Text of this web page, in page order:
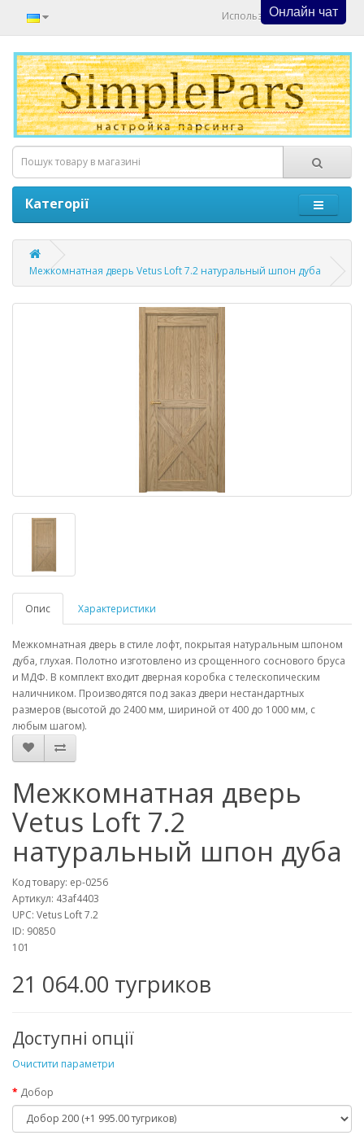
Используйте Онлайн Чат
Категорії
Межкомнатная дверь Vetus Loft 7.2 натуральный шпон дуба
Опис Характеристики
Межкомнатная дверь в стиле лофт, покрытая натуральным шпоном
дуба, глухая. Полотно изготовлено из срощенного соснового бруса
и МДФ. В комплект входит дверная коробка с телескопическим
наличником. Производятся под заказ двери нестандартных
размеров (высотой до 2400 мм, шириной от 400 до 1000 мм, с
любым шагом).
Межкомнатная дверь
Vetus Loft 7.2
натуральный шпон дуба
Код товару: ep-0256
Артикул: 43af4403
UPC: Vetus Loft 7.2
ID: 90850
101
21 064.00 тугриков
Доступні опції
Очистити параметри
Добор
Онлайн чат